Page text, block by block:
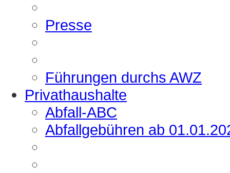
Presse
Führungen durchs AWZ
Privathaushalte
Abfall-ABC
Abfallgebühren ab